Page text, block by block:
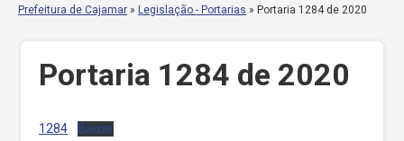
Prefeitura de Cajamar » Legislação - Portarias » Portaria 1284 de 2020
Portaria 1284 de 2020
1284 Baixar